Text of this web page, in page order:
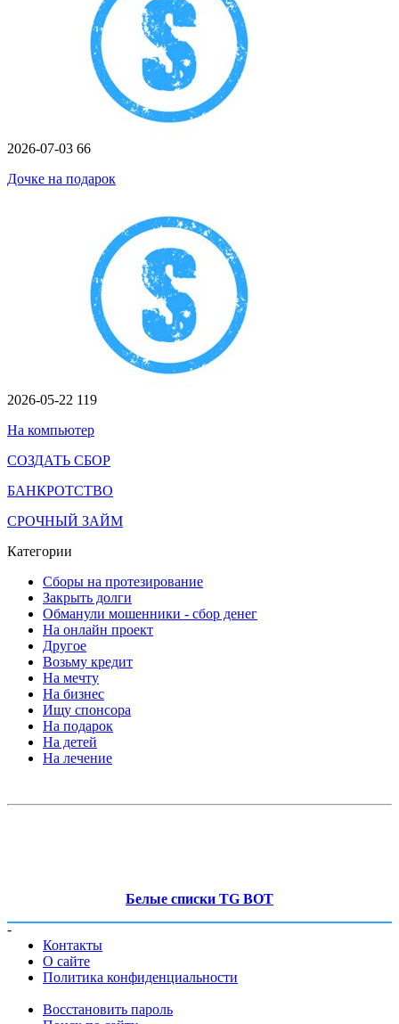
2026-07-03 66
Дочке на подарок
2026-05-22 119
На компьютер
СОЗДАТЬ СБОР
БАНКРОТСТВО
СРОЧНЫЙ ЗАЙМ
Категории
Сборы на протезирование
Закрыть долги
Обманули мошенники - сбор денег
На онлайн проект
Другое
Возьму кредит
На мечту
На бизнес
Ищу спонсора
На подарок
На детей
На лечение
Белые списки TG BOT
-
Контакты
О сайте
Политика конфиденциальности
Восстановить пароль